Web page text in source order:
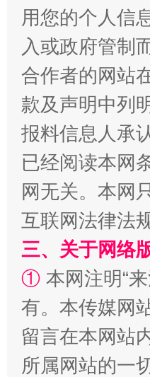
解纷+调解+退费，
站台名比不上好
用您的个人信
入或政府管制
合作者的网站
款及声明中列
报料信息人承
已经阅读本网
网无关。本网
互联网法律法
三、关于网络
① 本网注明“
有。本传媒网
留言在本网站
所属网站的一